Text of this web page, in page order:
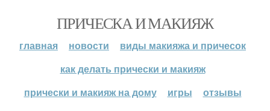
ПРИЧЕСКА И МАКИЯЖ
главная новости
виды макияжа и причесок
как делать прически и макияж
прически и макияж на дому
игры отзывы